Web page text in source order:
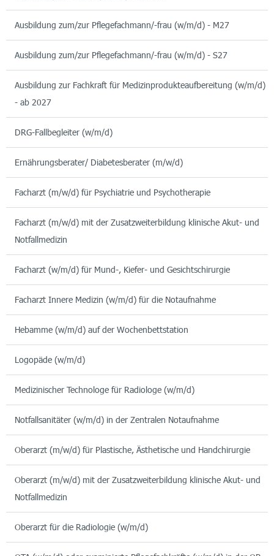
Ausbildung zum/zur Pflegefachmann/-frau (w/m/d) - M27
Ausbildung zum/zur Pflegefachmann/-frau (w/m/d) - S27
Ausbildung zur Fachkraft für Medizinprodukteaufbereitung (w/m/d)
- ab 2027
DRG-Fallbegleiter (w/m/d)
Ernährungsberater/ Diabetesberater (m/w/d)
Facharzt (m/w/d) für Psychiatrie und Psychotherapie
Facharzt (m/w/d) mit der Zusatzweiterbildung klinische Akut- und
Notfallmedizin
Facharzt (w/m/d) für Mund-, Kiefer- und Gesichtschirurgie
Facharzt Innere Medizin (w/m/d) für die Notaufnahme
Hebamme (w/m/d) auf der Wochenbettstation
Logopäde (w/m/d)
Medizinischer Technologe für Radiologe (w/m/d)
Notfallsanitäter (w/m/d) in der Zentralen Notaufnahme
Oberarzt (m/w/d) für Plastische, Ästhetische und Handchirurgie
Oberarzt (m/w/d) mit der Zusatzweiterbildung klinische Akut- und
Notfallmedizin
Oberarzt für die Radiologie (w/m/d)